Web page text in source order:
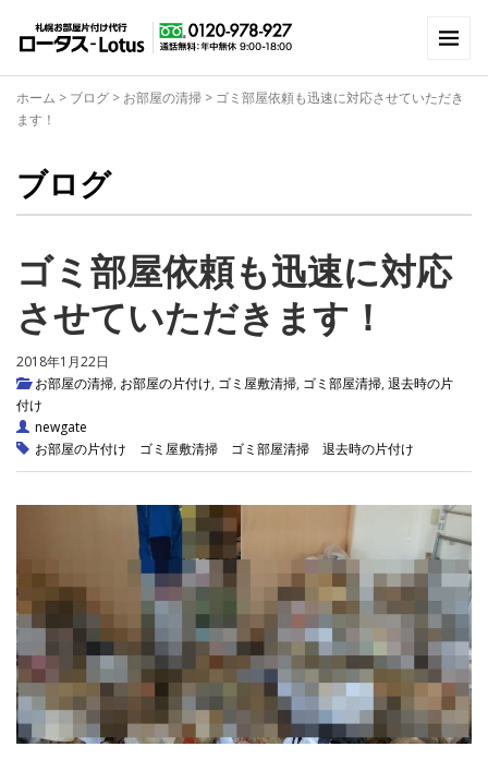
ホーム > ブログ > お部屋の清掃 > ゴミ部屋依頼も迅速に対応させていただき
ます！
ブログ
ゴミ部屋依頼も迅速に対応
させていただきます！
2018年1月22日
お部屋の清掃, お部屋の片付け, ゴミ屋敷清掃, ゴミ部屋清掃, 退去時の片
付け
newgate
お部屋の片付け
ゴミ屋敷清掃 ゴミ部屋清掃 退去時の片付け